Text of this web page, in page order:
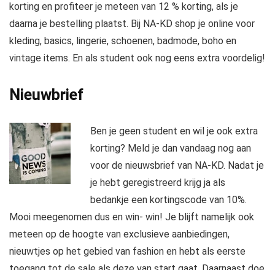
korting en profiteer je meteen van 12 % korting, als je
daarna je bestelling plaatst. Bij NA-KD shop je online voor
kleding, basics, lingerie, schoenen, badmode, boho en
vintage items. En als student ook nog eens extra voordelig!
Nieuwbrief
Ben je geen student en wil je ook extra
korting? Meld je dan vandaag nog aan
voor de nieuwsbrief van NA-KD. Nadat je
je hebt geregistreerd krijg ja als
bedankje een kortingscode van 10%.
Mooi meegenomen dus en win- win! Je blijft namelijk ook
meteen op de hoogte van exclusieve aanbiedingen,
nieuwtjes op het gebied van fashion en hebt als eerste